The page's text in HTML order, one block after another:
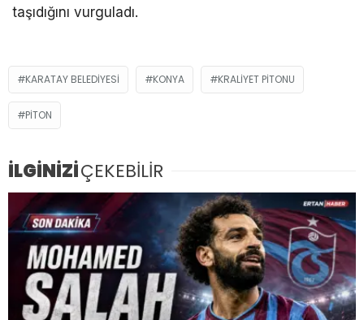
taşıdığını vurguladı.
KARATAY BELEDIYESI KONYA KRALIYET PITONU
PITON
İLGİNİZİÇEKEBİLİR